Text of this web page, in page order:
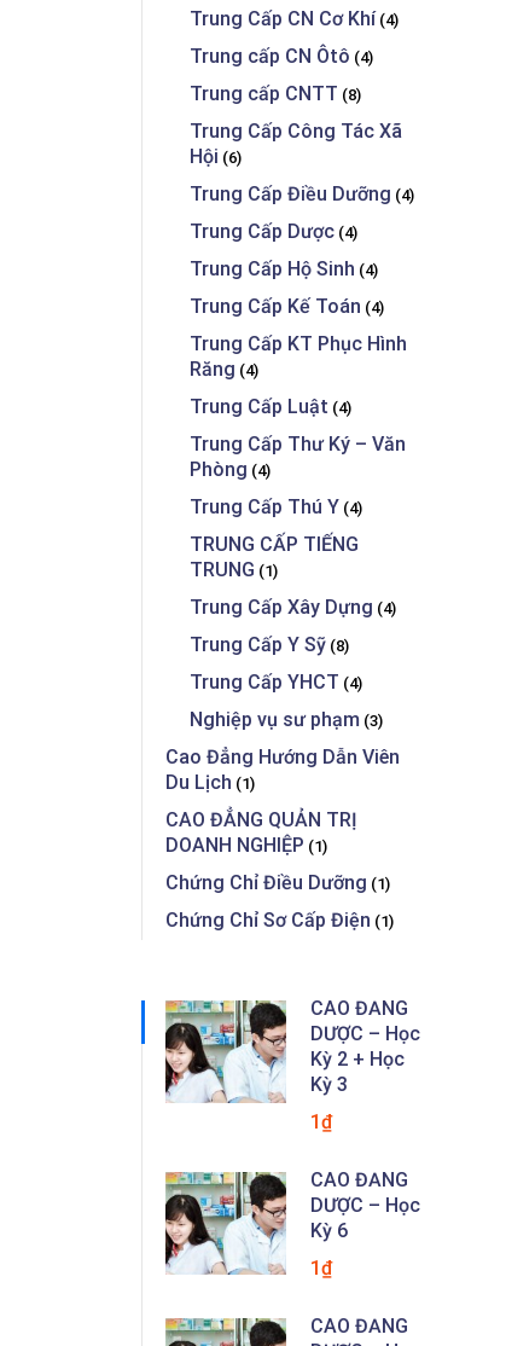
Trung Cấp CN Cơ Khí (4)
Trung cấp CN Ôtô (4)
Trung cấp CNTT (8)
Trung Cấp Công Tác Xã
Hội (6)
Trung Cấp Điều Dưỡng (4)
Trung Cấp Dược (4)
Trung Cấp Hộ Sinh (4)
Trung Cấp Kế Toán (4)
Trung Cấp KT Phục Hình
Răng (4)
Trung Cấp Luật (4)
Trung Cấp Thư Ký – Văn
Phòng (4)
Trung Cấp Thú Y (4)
TRUNG CẤP TIẾNG
TRUNG (1)
Trung Cấp Xây Dựng (4)
Trung Cấp Y Sỹ (8)
Trung Cấp YHCT (4)
Nghiệp vụ sư phạm (3)
Cao Đẳng Hướng Dẫn Viên
Du Lịch (1)
CAO ĐẲNG QUẢN TRỊ
DOANH NGHIỆP (1)
Chứng Chỉ Điều Dưỡng (1)
Chứng Chỉ Sơ Cấp Điện (1)
CAO ĐẲNG
DƯỢC – Học
Kỳ 2 + Học
Kỳ 3
1₫
CAO ĐẲNG
DƯỢC – Học
Kỳ 6
1₫
CAO ĐẲNG